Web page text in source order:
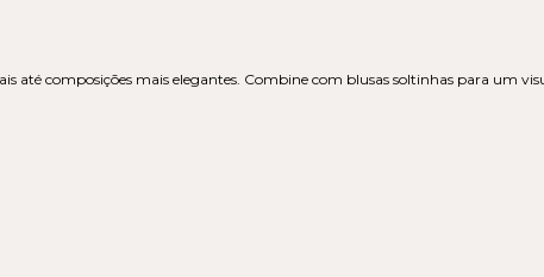
até composições mais elegantes. Combine com blusas soltinhas para um